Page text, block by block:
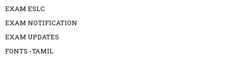
EXAM ESLC
EXAM NOTIFICATION
EXAM UPDATES
FONTS -TAMIL